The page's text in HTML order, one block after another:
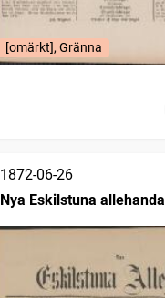
[omärkt], Gränna
1872-06-26
Nya Eskilstuna allehanda